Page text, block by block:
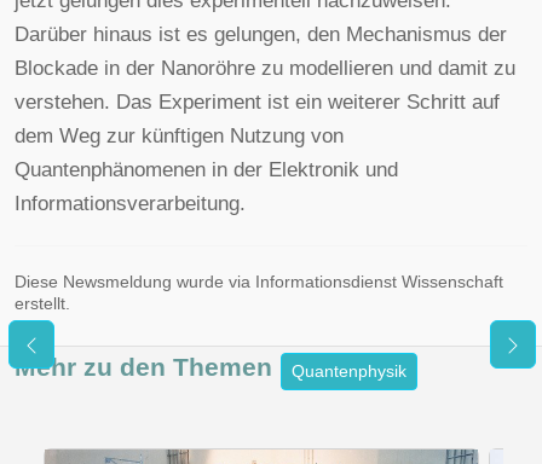
Darüber hinaus ist es gelungen, den Mechanismus der
Blockade in der Nanoröhre zu modellieren und damit zu
verstehen. Das Experiment ist ein weiterer Schritt auf
dem Weg zur künftigen Nutzung von
Quantenphänomenen in der Elektronik und
Informationsverarbeitung.
Diese Newsmeldung wurde via Informationsdienst Wissenschaft
erstellt.
Mehr zu den Themen Quantenphysik